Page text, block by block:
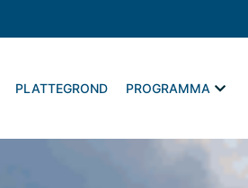
PLATTEGROND PROGRAMMA